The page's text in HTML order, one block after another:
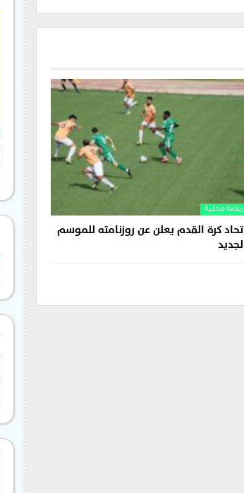
رياضة محلية
كرة القدم يعلن عن روزنامته للموسم